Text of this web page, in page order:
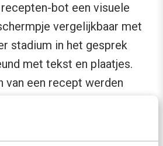
recepten-bot een visuele
vergelijkbaar met
stadium in het gesprek
met tekst en plaatjes.
van een recept werden
de instructies konden de
en eventueel beeld